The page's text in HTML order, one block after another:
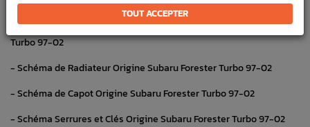
- Schéma d'Obturateur d'échappement Origine Subaru Forester
Turbo 97-02
- Schéma de Radiateur Origine Subaru Forester Turbo 97-02
- Schéma de Capot Origine Subaru Forester Turbo 97-02
- Schéma Serrures et Clés Origine Subaru Forester Turbo 97-02
TOUT ACCEPTER